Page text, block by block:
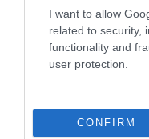
I want to allow
related to security,
functionality and
user protection.
CONFIRM